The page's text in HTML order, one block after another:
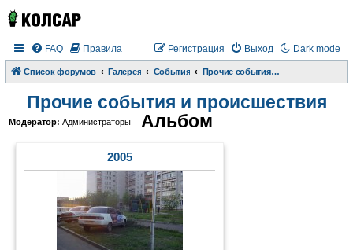
Dark mode
FAQ Правила Выход
Регистрация
Список форумов Галерея События Прочие события и происшествия
Прочие события и происшествия
Модератор: Администраторы Альбом
2005